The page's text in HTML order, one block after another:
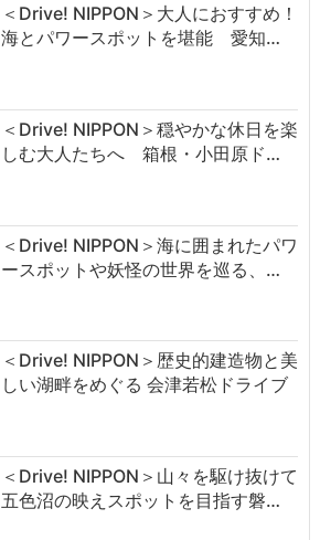
＜Drive! NIPPON＞大人におすすめ！
海とパワースポットを堪能 愛知…
＜Drive! NIPPON＞穏やかな休日を楽
しむ大人たちへ 箱根・小田原ド…
＜Drive! NIPPON＞海に囲まれたパワ
ースポットや妖怪の世界を巡る、…
＜Drive! NIPPON＞歴史的建造物と美
しい湖畔をめぐる 会津若松ドライブ
＜Drive! NIPPON＞山々を駆け抜けて
五色沼の映えスポットを目指す磐…